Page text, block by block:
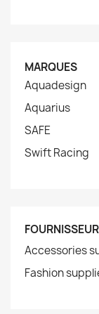
MARQUES
Aquadesign
Aquarius
SAFE
Swift Racing
Accessories
Fashion